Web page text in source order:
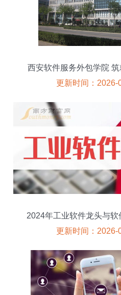
西安软件服务外包学院
更新时间：2026-
2024年工业软件龙头与
并
更新时间：2026-